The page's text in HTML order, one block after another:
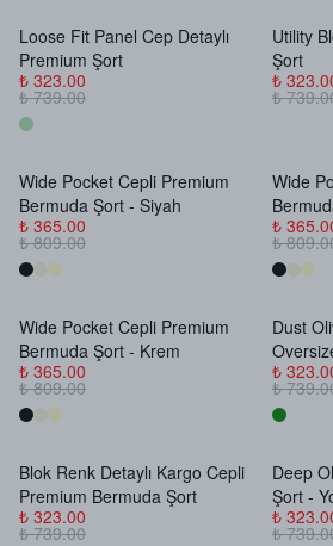
Stokta Yok
Loose Fit Panel Cep Detaylı
Premium Şort
₺ 323.00
₺ 739.00
Stokta Yok
Utility
Şort
₺
₺
Stokta Yok
Wide Pocket Cepli Premium
Bermuda Şort - Siyah
₺ 365.00
₺ 809.00
Stokta Yok
Wide
₺
₺
Stokta Yok
Wide Pocket Cepli Premium
Bermuda Şort - Krem
₺ 365.00
₺ 809.00
Stokta Yok
Dust
₺
₺
Stokta Yok
Blok Renk Detaylı Kargo Cepli
Premium Bermuda Şort
₺ 323.00
₺ 739.00
Stokta Yok
Deep
Şort -
₺
₺